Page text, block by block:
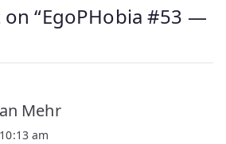
“EgoPHobia #53 —
Mehr
am